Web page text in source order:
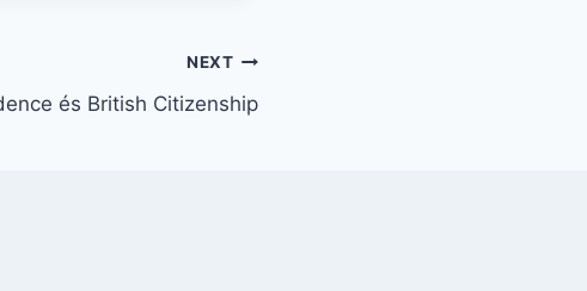
NEXT
és British Citizenship